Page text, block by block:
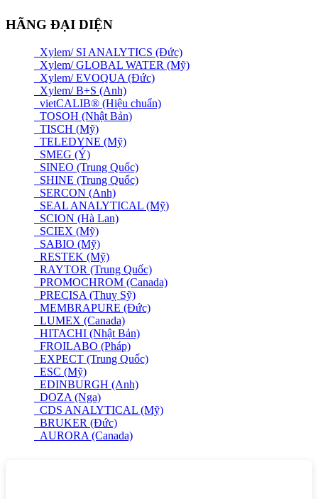
HÃNG ĐẠI DIỆN
Xylem/ SI ANALYTICS (Đức)
Xylem/ GLOBAL WATER (Mỹ)
Xylem/ EVOQUA (Đức)
Xylem/ B+S (Anh)
vietCALIB® (Hiệu chuẩn)
TOSOH (Nhật Bản)
TISCH (Mỹ)
TELEDYNE (Mỹ)
SMEG (Ý)
SINEO (Trung Quốc)
SHINE (Trung Quốc)
SERCON (Anh)
SEAL ANALYTICAL (Mỹ)
SCION (Hà Lan)
SCIEX (Mỹ)
SABIO (Mỹ)
RESTEK (Mỹ)
RAYTOR (Trung Quốc)
PROMOCHROM (Canada)
PRECISA (Thuỵ Sỹ)
MEMBRAPURE (Đức)
LUMEX (Canada)
HITACHI (Nhật Bản)
FROILABO (Pháp)
EXPECT (Trung Quốc)
ESC (Mỹ)
EDINBURGH (Anh)
DOZA (Nga)
CDS ANALYTICAL (Mỹ)
BRUKER (Đức)
AURORA (Canada)